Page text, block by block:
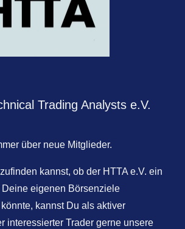
Trading Analysts e.V.
über neue Mitglieder.
kannst, ob der HTTA e.V. ein
Deine eigenen Börsenziele
kannst Du als aktiver
interessierter Trader gerne unsere